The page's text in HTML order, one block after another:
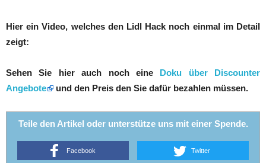
Hier ein Video, welches den Lidl Hack noch einmal im Detail
zeigt:
Sehen Sie hier auch noch eine Doku über Discounter
Angebote
und den Preis den Sie dafür bezahlen müssen.
Teile den Artikel oder unterstütze uns mit einer Spende.
Facebook Twitter